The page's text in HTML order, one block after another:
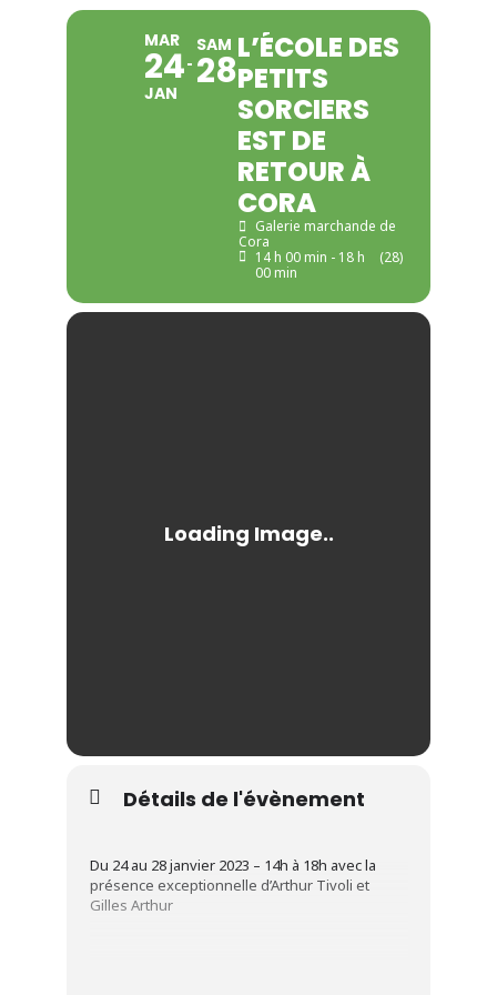
MAR
24
JAN
SAM
28
L’ÉCOLE DES
PETITS
SORCIERS
EST DE
RETOUR À
CORA
Galerie marchande de
Cora
14 h 00 min - 18 h
00 min
(28)
Détails de l'évènement
Du 24 au 28 janvier 2023 – 14h à 18h avec la
présence exceptionnelle d’Arthur Tivoli et
Gilles Arthur